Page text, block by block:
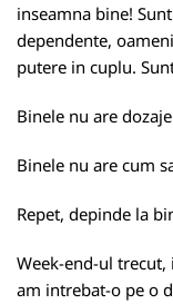
inseamna bine!
dependente,
putere in cuplu.
Binele nu are
Binele nu are cum
Repet, depinde la
Week-end-ul
am intrebat-o pe o